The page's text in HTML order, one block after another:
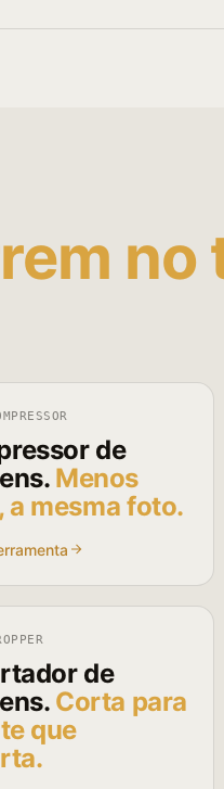
no
de
Menos
a mesma foto.
de
Corta para
que